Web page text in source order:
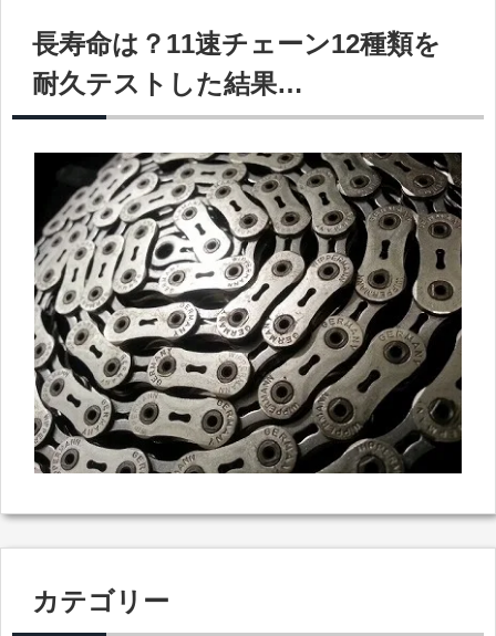
長寿命は？11速チェーン12種類を
耐久テストした結果…
カテゴリー